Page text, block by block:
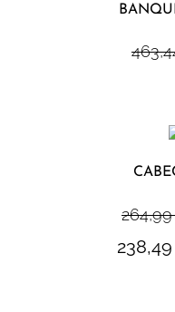
238,49